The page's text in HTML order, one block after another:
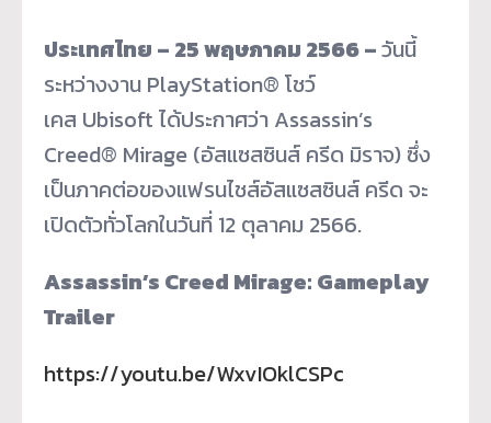
ประเทศไทย – 25พฤษภาคม 2566 –วันนี้
ระหว่างงาน PlayStation® โชว์
เคส Ubisoft ได้ประกาศว่า Assassin’s
Creed® Mirage (อัสแซสซินส์ ครีด มิราจ) ซึ่ง
เป็นภาคต่อของแฟรนไชส์อัสแซสซินส์ ครีด จะ
เปิดตัวทั่วโลกในวันที่ 12 ตุลาคม 2566.
Assassin’s Creed Mirage: Gameplay
Trailer
https://youtu.be/WxvIOklCSPc